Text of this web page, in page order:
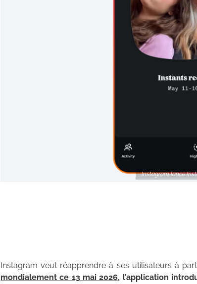
Instagram lance
Instagram veut réapprendre à ses utilisateurs à
mondialement ce 13 mai 2026, l’application